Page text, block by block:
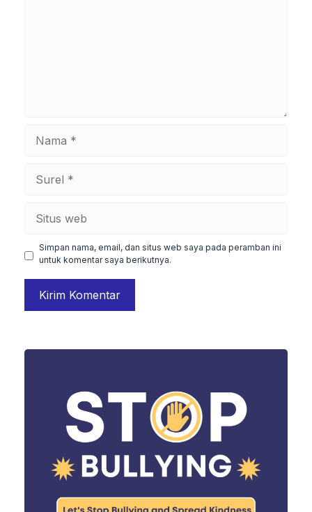
Simpan nama, email, dan situs web saya pada peramban ini
untuk komentar saya berikutnya.